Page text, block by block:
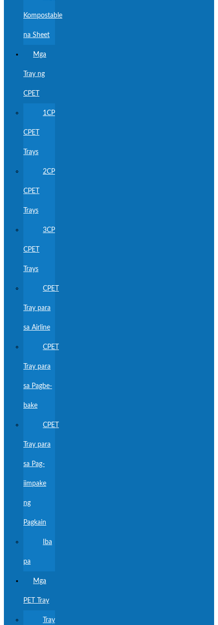
Kompostable
na Sheet
Mga
Tray ng
CPET
1CP
CPET
Trays
2CP
CPET
Trays
3CP
CPET
Trays
CPET
Tray para
sa Airline
CPET
Tray para
sa Pagbe-
bake
CPET
Tray para
sa Pag-
iimpake
ng
Pagkain
Iba
pa
Mga
PET Tray
Tray